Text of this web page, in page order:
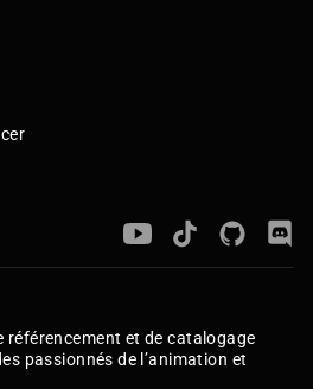
référencement et de catalogage
passionnés de l’animation et